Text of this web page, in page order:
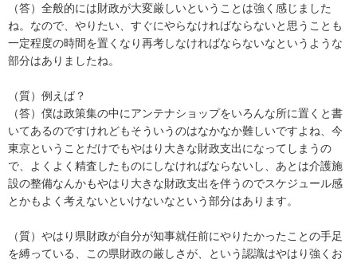
（答）全般的には財政が大変厳しいということは強く感じました
ね。なので、やりたい、すぐにやらなければならないと思うことも
一定程度の時間を置くなり再考しなければならないなというような
部分はありましたね。
（質）例えば？
（答）僕は政策集の中にアンテナショップをいろんな所に置くと書
いてあるのですけれどもそういうのはなかなか難しいですよね、今
東京ということだけでもやはり大きな財政支出になってしまうの
で、よくよく精査したものにしなければならないし、あとは介護施
設の整備なんかもやはり大きな財政支出を伴うのでスケジュール感
とかもよく考えないといけないなという部分はあります。
（質）やはり県財政が自分が知事就任前にやりたかったことの手足
を縛っている、この県財政の厳しさが、という認識はやはり強くお